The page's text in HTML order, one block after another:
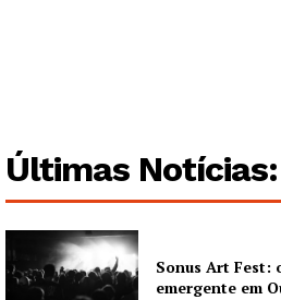
Europa
Quero ser Assinante
Últimas Notícias:
Sonus Art Fest:
emergente em